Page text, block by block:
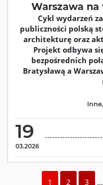
Warszawa
Cykl wydarzeń
publiczności polską
architekturę oraz
Projekt odbywa
bezpośrednich
Bratysławą a
19
03.2026
Inne,
1 2 3 …